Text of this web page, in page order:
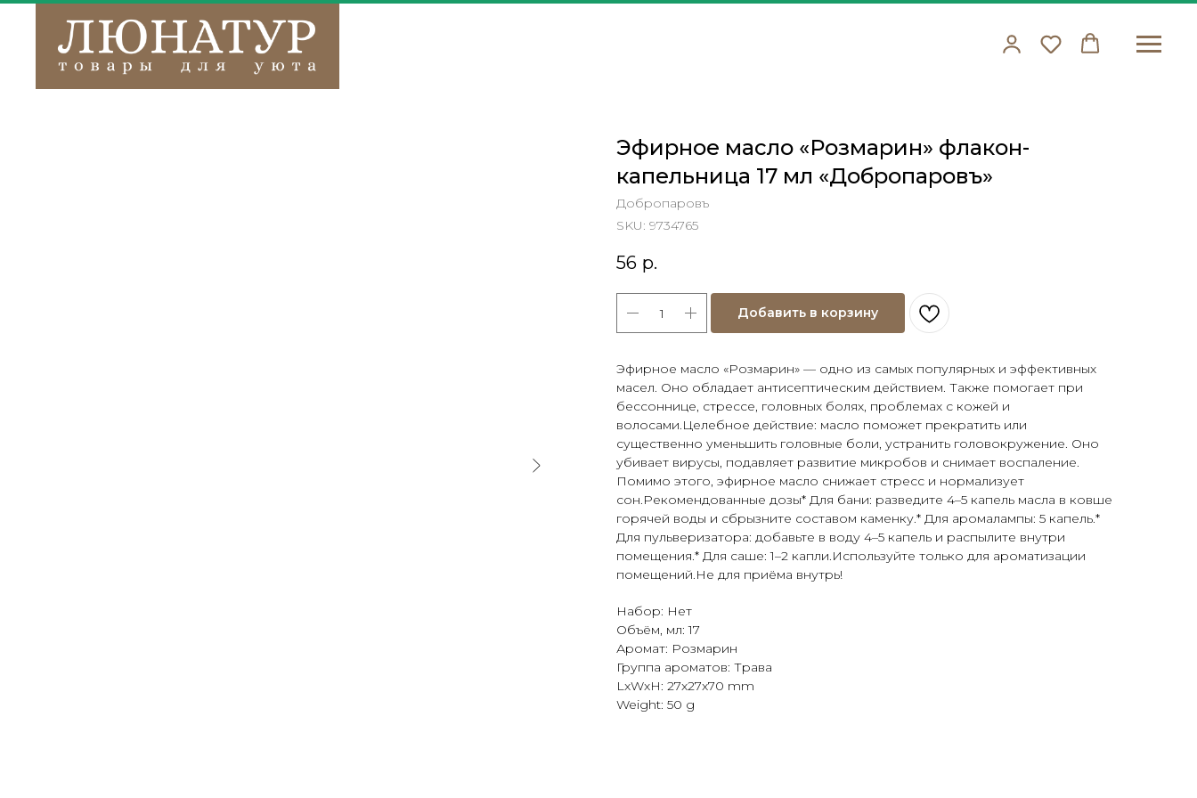
Эфирное масло «Розмарин» флакон-
капельница 17 мл «Добропаровъ»
Добропаровъ
SKU: 9734765
56 р.
Добавить в корзину
Эфирное масло «Розмарин» — одно из самых популярных и эффективных
масел. Оно обладает антисептическим действием. Также помогает при
бессоннице, стрессе, головных болях, проблемах с кожей и
волосами.Целебное действие: масло поможет прекратить или
существенно уменьшить головные боли, устранить головокружение. Оно
убивает вирусы, подавляет развитие микробов и снимает воспаление.
Помимо этого, эфирное масло снижает стресс и нормализует
сон.Рекомендованные дозы* Для бани: разведите 4–5 капель масла в ковше
горячей воды и сбрызните составом каменку.* Для аромалампы: 5 капель.*
Для пульверизатора: добавьте в воду 4–5 капель и распылите внутри
помещения.* Для саше: 1–2 капли.Используйте только для ароматизации
помещений.Не для приёма внутрь!
Набор: Нет
Объём, мл: 17
Аромат: Розмарин
Группа ароматов: Трава
LxWxH: 27x27x70 mm
Weight: 50 g